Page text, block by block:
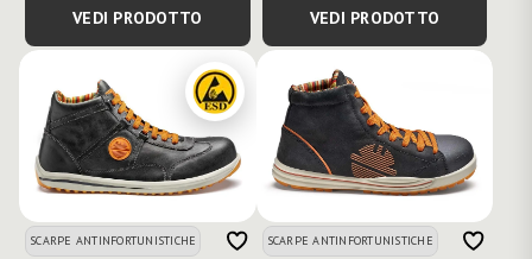
VEDI PRODOTTO VEDI PRODOTTO
SCARPE ANTINFORTUNISTICHE SCARPE ANTINFORTUNISTICHE